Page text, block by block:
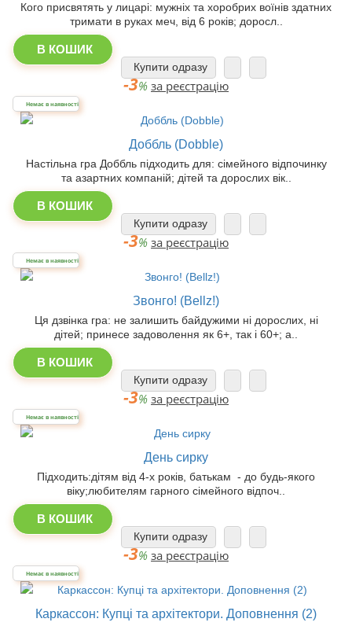
Кого присвятять у лицарі: мужніх та хоробрих воїнів здатних
тримати в руках меч, від 6 років; доросл..
В КОШИК
Купити одразу
-3% за реєстрацію
Немає в наявності
Доббль (Dobble)
Настільна гра Доббль підходить для: сімейного відпочинку
та азартних компаній; дітей та дорослих вік..
В КОШИК
Купити одразу
-3% за реєстрацію
Немає в наявності
Звонго! (Bellz!)
Ця дзвінка гра: не залишить байдужими ні дорослих, ні
дітей; принесе задоволення як 6+, так і 60+; а..
В КОШИК
Купити одразу
-3% за реєстрацію
Немає в наявності
День сирку
Підходить:дітям від 4-х років, батькам - до будь-якого
віку;любителям гарного сімейного відпоч..
В КОШИК
Купити одразу
-3% за реєстрацію
Немає в наявності
Каркассон: Купці та архітектори. Доповнення (2)